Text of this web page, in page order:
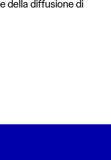
della diffusione di